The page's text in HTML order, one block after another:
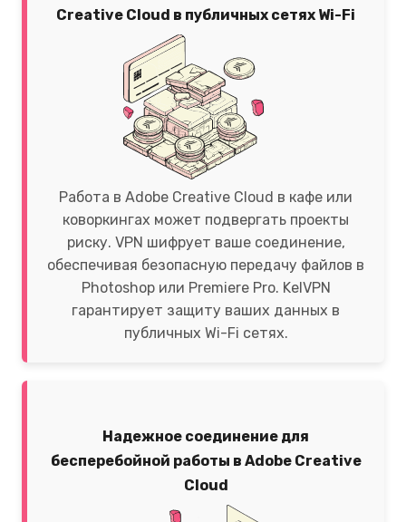
Creative Cloud в публичных сетях Wi-Fi
Работа в Adobe Creative Cloud в кафе или
коворкингах может подвергать проекты
риску. VPN шифрует ваше соединение,
обеспечивая безопасную передачу файлов в
Photoshop или Premiere Pro. KelVPN
гарантирует защиту ваших данных в
публичных Wi-Fi сетях.
Надежное соединение для
бесперебойной работы в Adobe Creative
Cloud